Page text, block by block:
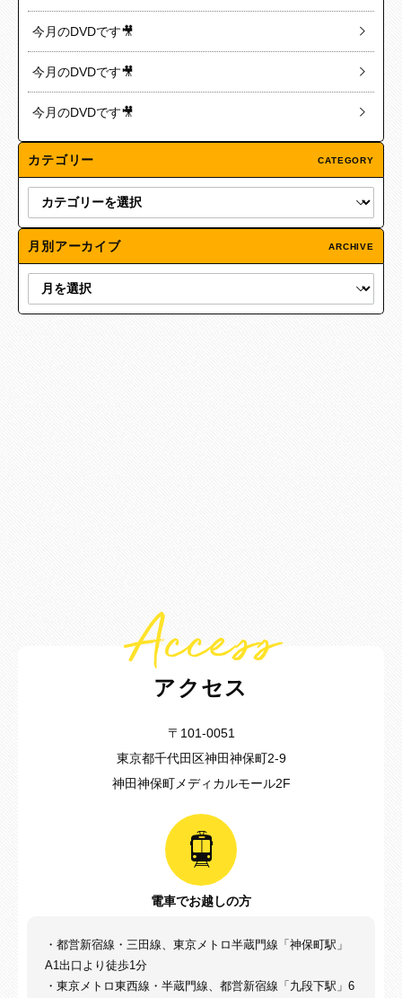
今月のDVDです🎥
今月のDVDです🎥
今月のDVDです🎥
カテゴリー CATEGORY
月別アーカイブ ARCHIVE
Access
アクセス
〒101-0051
東京都千代田区神田神保町2-9
神田神保町メディカルモール2F
電車でお越しの方
・都営新宿線・三田線、東京メトロ半蔵門線「神保町駅」
A1出口より徒歩1分
・東京メトロ東西線・半蔵門線、都営新宿線「九段下駅」6